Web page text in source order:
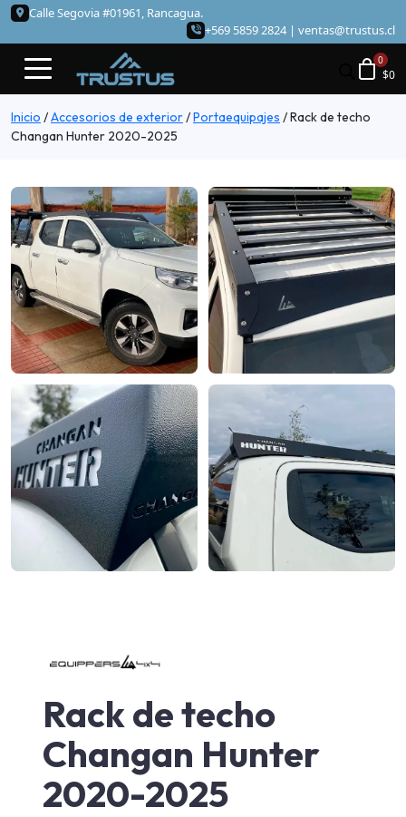
Calle Segovia #01961, Rancagua.
+569 5859 2824 | ventas@trustus.cl
$0
Inicio /Accesorios de exterior/Portaequipajes /Rack de techo
Changan Hunter 2020-2025
Rack de techo
Changan Hunter
2020-2025